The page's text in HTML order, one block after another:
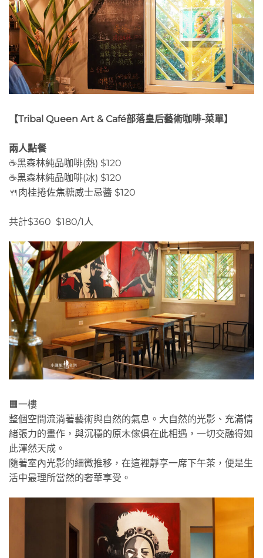
【Tribal Queen Art & Café部落皇后藝術咖啡-菜單】
兩人點餐
☕黑森林純品咖啡(熱) $120
☕黑森林純品咖啡(冰) $120
🍴肉桂捲佐焦糖威士忌醬 $120
共計$360 $180/1人
🟧一樓
整個空間流淌著藝術與自然的氣息。大自然的光影、充滿情
緒張力的畫作，與沉穩的原木傢俱在此相遇，一切交融得如
此渾然天成。
隨著室內光影的細微推移，在這裡靜享一席下午茶，便是生
活中最理所當然的奢華享受。